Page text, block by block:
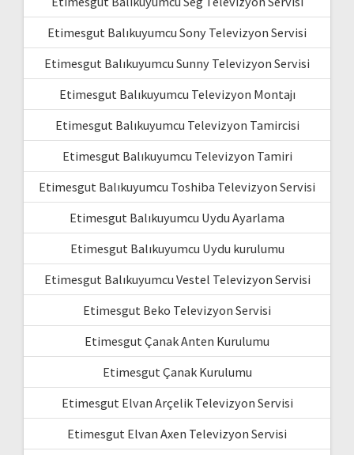
Etimesgut Balıkuyumcu Sony Televizyon Servisi
Etimesgut Balıkuyumcu Sunny Televizyon Servisi
Etimesgut Balıkuyumcu Televizyon Montajı
Etimesgut Balıkuyumcu Televizyon Tamircisi
Etimesgut Balıkuyumcu Televizyon Tamiri
Etimesgut Balıkuyumcu Toshiba Televizyon Servisi
Etimesgut Balıkuyumcu Uydu Ayarlama
Etimesgut Balıkuyumcu Uydu kurulumu
Etimesgut Balıkuyumcu Vestel Televizyon Servisi
Etimesgut Beko Televizyon Servisi
Etimesgut Çanak Anten Kurulumu
Etimesgut Çanak Kurulumu
Etimesgut Elvan Arçelik Televizyon Servisi
Etimesgut Elvan Axen Televizyon Servisi